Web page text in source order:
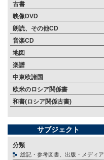
古書
映像DVD
朗読、その他CD
音楽CD
地図
楽譜
中東欧諸国
欧米のロシア関係書
和書(ロシア関係古書)
サブジェクト
分類
総記・参考図書、出版・メディア